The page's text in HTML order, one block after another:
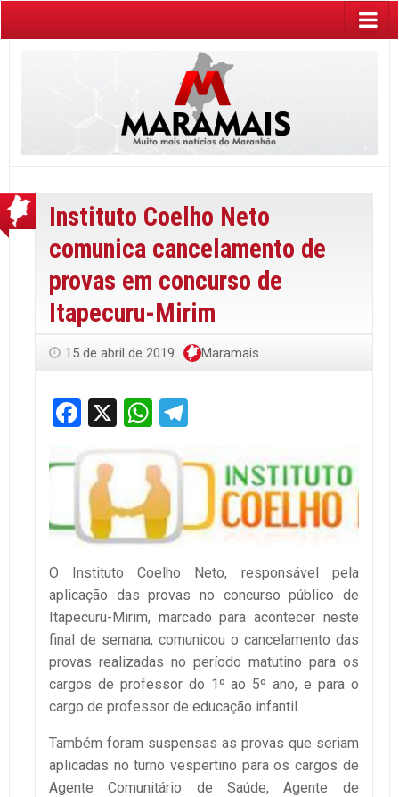
Instituto Coelho Neto
comunica cancelamento de
provas em concurso de
Itapecuru-Mirim
15 de abril de 2019 Maramais
Facebook
X WhatsApp
O Instituto Coelho Neto, responsável pela
aplicação das provas no concurso público de
Itapecuru-Mirim, marcado para acontecer neste
final de semana, comunicou o cancelamento das
provas realizadas no período matutino para os
cargos de professor do 1º ao 5º ano, e para o
cargo de professor de educação infantil.
Também foram suspensas as provas que seriam
aplicadas no turno vespertino para os cargos de
Agente Comunitário de Saúde, Agente de